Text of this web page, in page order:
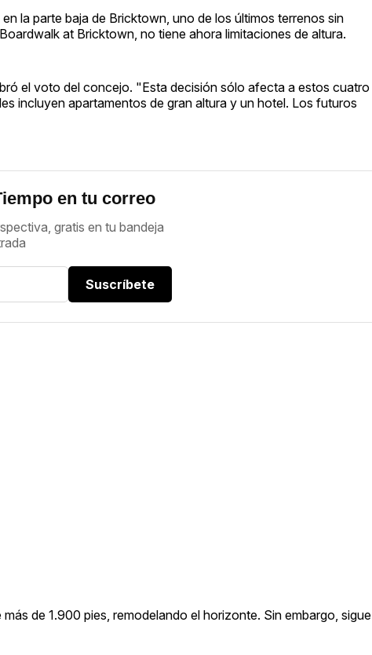
la parte baja de Bricktown, uno de los últimos terrenos sin
at Bricktown, no tiene ahora limitaciones de altura.
el voto del concejo. "Esta decisión sólo afecta a estos cuatro
incluyen apartamentos de gran altura y un hotel. Los futuros
en tu correo
gratis en tu bandeja
Suscríbete
de 1.900 pies, remodelando el horizonte. Sin embargo, sigue